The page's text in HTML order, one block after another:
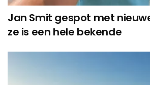
Jan Smit gespot met
ze is een hele bekende